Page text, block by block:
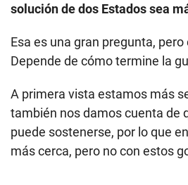
solución de dos Estados sea
Esa es una gran pregunta,
Depende de cómo termine la
A primera vista estamos más
también nos damos cuenta de
puede sostenerse, por lo que
más cerca, pero no con estos